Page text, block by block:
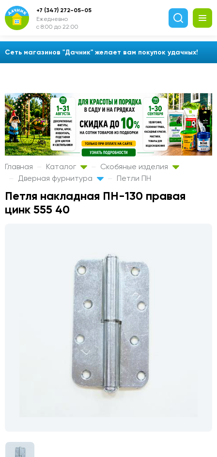
Сеть магазинов "Дачник" желает вам покупок удачных!
+7 (347) 272-05-05
Ежедневно
с 8:00 до 22:00
Главная Каталог
Скобяные изделия
Дверная фурнитура
Петли ПН
Петля накладная ПН-130 правая
цинк 555 40